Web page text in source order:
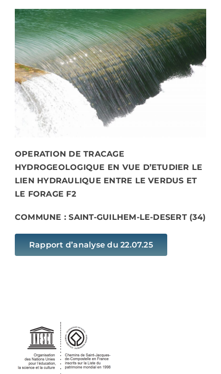
OPERATION DE TRACAGE
HYDROGEOLOGIQUE EN VUE D’ETUDIER LE
LIEN HYDRAULIQUE ENTRE LE VERDUS ET
LE FORAGE F2
COMMUNE : SAINT-GUILHEM-LE-DESERT (34)
Rapport d’analyse du 22.07.25